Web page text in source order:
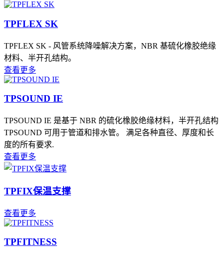
TPFLEX SK
TPFLEX SK - 风管系统降噪解决方案，NBR 基硫化橡胶绝缘
材料、半开孔结构。
查看更多
TPSOUND IE
TPSOUND IE 是基于 NBR 的硫化橡胶绝缘材料，半开孔结构
TPSOUND 可用于管道和排水管。 满足各种直径、厚度和长
度的所有要求.
查看更多
TPFIX保温支撑
查看更多
TPFITNESS